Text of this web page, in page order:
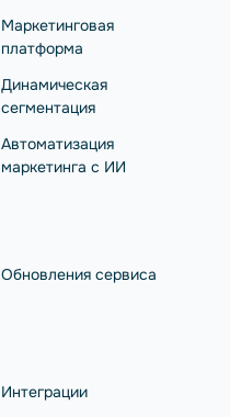
Маркетинговая
платформа
Динамическая
сегментация
Автоматизация
маркетинга с ИИ
Обновления сервиса
Интеграции